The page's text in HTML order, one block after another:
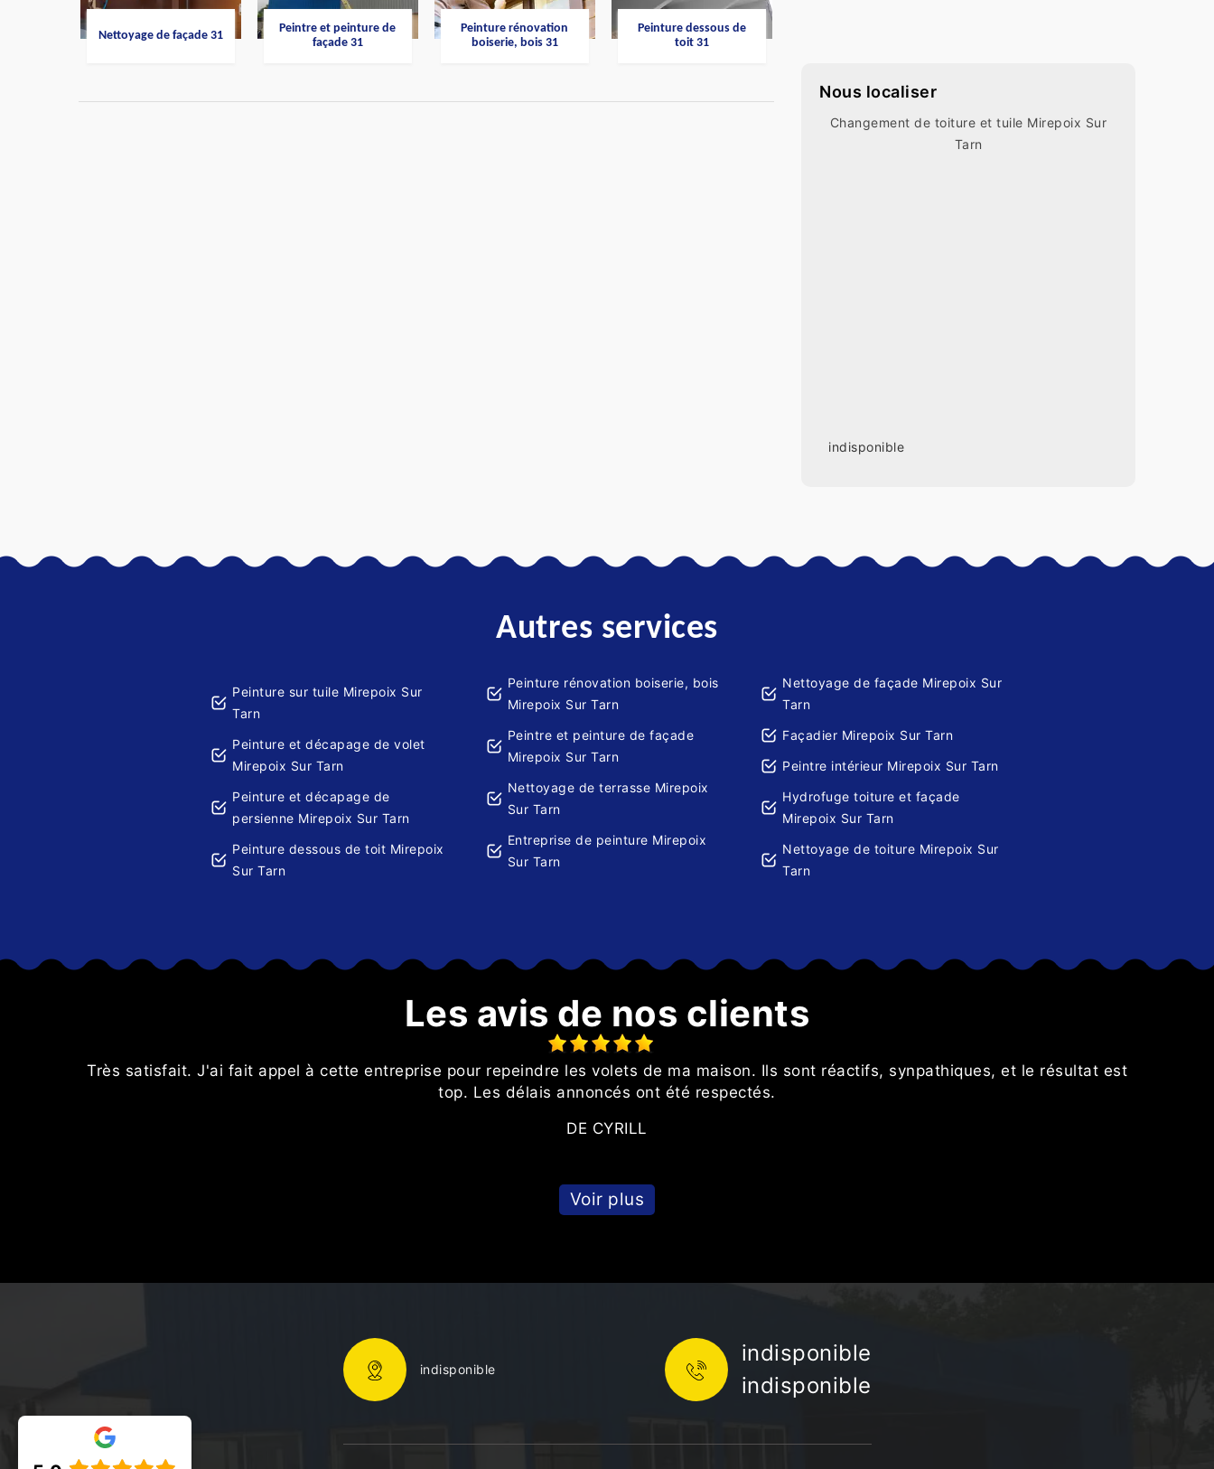
Nettoyage de façade 31
Peintre et peinture de
façade 31
Peinture rénovation
boiserie, bois 31
Peinture dessous de
toit 31
Nous localiser
Changement de toiture et tuile Mirepoix Sur
Tarn
indisponible
Autres services
Peinture sur tuile Mirepoix Sur
Tarn
Peinture et décapage de volet
Mirepoix Sur Tarn
Peinture et décapage de
persienne Mirepoix Sur Tarn
Peinture dessous de toit Mirepoix
Sur Tarn
Peinture rénovation boiserie, bois
Mirepoix Sur Tarn
Peintre et peinture de façade
Mirepoix Sur Tarn
Nettoyage de terrasse Mirepoix
Sur Tarn
Entreprise de peinture Mirepoix
Sur Tarn
Nettoyage de façade Mirepoix Sur
Tarn
Façadier Mirepoix Sur Tarn
Peintre intérieur Mirepoix Sur Tarn
Hydrofuge toiture et façade
Mirepoix Sur Tarn
Nettoyage de toiture Mirepoix Sur
Tarn
Les avis de nos clients
Très satisfait. J'ai fait appel à cette entreprise pour repeindre les volets de ma maison. Ils sont réactifs, synpathiques, et le résultat est
top. Les délais annoncés ont été respectés.
DE CYRILL
Voir plus
indisponible
indisponible
indisponible